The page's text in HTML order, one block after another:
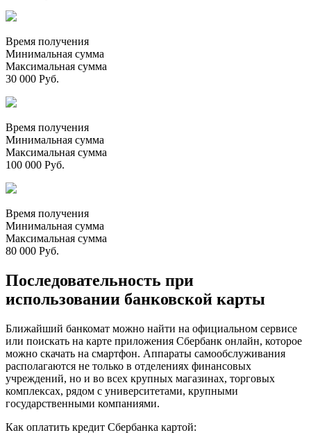
Время получения
Минимальная сумма
Максимальная сумма
30 000 Руб.
Время получения
Минимальная сумма
Максимальная сумма
100 000 Руб.
Время получения
Минимальная сумма
Максимальная сумма
80 000 Руб.
Последовательность при
использовании банковской карты
Ближайший банкомат можно найти на официальном сервисе
или поискать на карте приложения Сбербанк онлайн, которое
можно скачать на смартфон. Аппараты самообслуживания
располагаются не только в отделениях финансовых
учреждений, но и во всех крупных магазинах, торговых
комплексах, рядом с университетами, крупными
государственными компаниями.
Как оплатить кредит Сбербанка картой: